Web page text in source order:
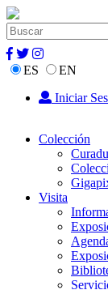
ES
EN
Iniciar
Colección
Visita